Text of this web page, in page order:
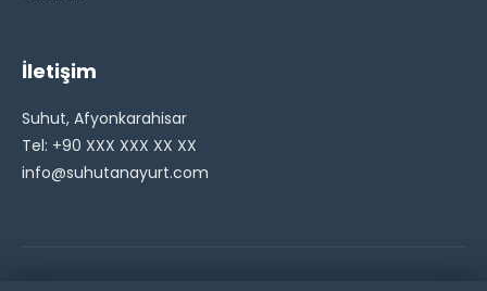
İletişim
Suhut, Afyonkarahisar
Tel: +90 XXX XXX XX XX
info@suhutanayurt.com